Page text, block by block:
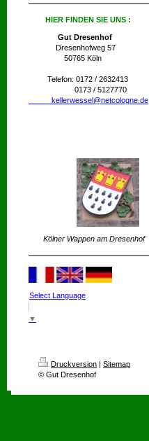
HIER FINDEN SIE UNS :
Gut Dresenhof
Dresenhofweg 57
50765 Köln
Telefon: 0172 / 2632413
0173 / 5127770
kellerwessel@netcologne.de
Kölner Wappen am Dresenhof
Select Language
▼
Druckversion | Sitemap
© Gut Dresenhof